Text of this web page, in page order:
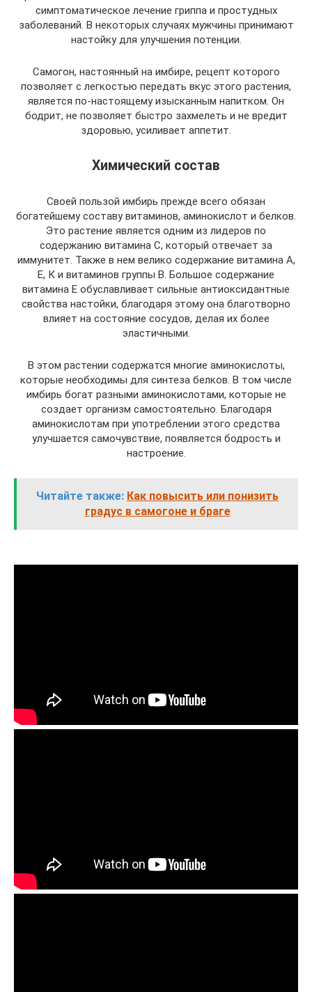
симптоматическое лечение гриппа и простудных
заболеваний. В некоторых случаях мужчины принимают
настойку для улучшения потенции.
Самогон, настоянный на имбире, рецепт которого
позволяет с легкостью передать вкус этого растения,
является по-настоящему изысканным напитком. Он
бодрит, не позволяет быстро захмелеть и не вредит
здоровью, усиливает аппетит.
Химический состав
Своей пользой имбирь прежде всего обязан
богатейшему составу витаминов, аминокислот и белков.
Это растение является одним из лидеров по
содержанию витамина С, который отвечает за
иммунитет. Также в нем велико содержание витамина А,
Е, К и витаминов группы В. Большое содержание
витамина Е обуславливает сильные антиоксидантные
свойства настойки, благодаря этому она благотворно
влияет на состояние сосудов, делая их более
эластичными.
В этом растении содержатся многие аминокислоты,
которые необходимы для синтеза белков. В том числе
имбирь богат разными аминокислотами, которые не
создает организм самостоятельно. Благодаря
аминокислотам при употреблении этого средства
улучшается самочувствие, появляется бодрость и
настроение.
Читайте также: Как повысить или понизить
градус в самогоне и браге